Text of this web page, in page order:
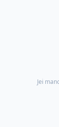
Jei